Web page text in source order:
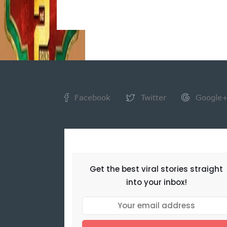
Facebook Twitter Google+
Get the best viral stories straight
into your inbox!